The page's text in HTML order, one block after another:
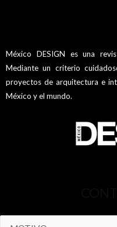
México DESIGN es una
Mediante un criterio
proyectos de arquitectura e
México y el mundo.